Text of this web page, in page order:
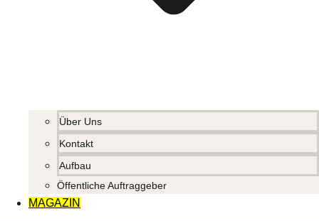
Über Uns
Kontakt
Aufbau
Öffentliche Auftraggeber
MAGAZIN